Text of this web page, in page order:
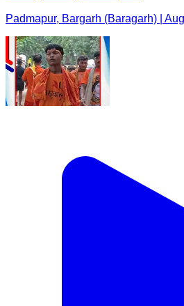
Padmapur, Bargarh (Baragarh) |